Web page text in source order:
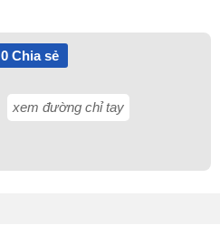
0Chia sẻ
xem đường chỉ tay